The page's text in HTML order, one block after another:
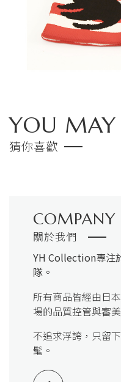
YOU MAY
猜你喜歡
COMPANY
關於我們
YH Collection專注
隊。
所有商品皆經由日
場的品質控管與審
不追求浮誇，只留
髦。